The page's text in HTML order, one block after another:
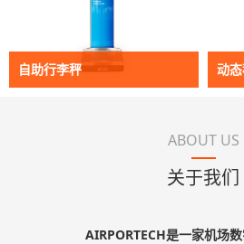
自助行李秤 动
ABOUT US
关于我们
AIRPORTECH是一家机场